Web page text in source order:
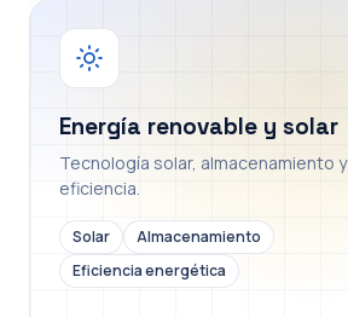
Energía renovable y solar
Tecnología solar, almacenamiento y
eficiencia.
Solar
Almacenamiento
Eficiencia energética